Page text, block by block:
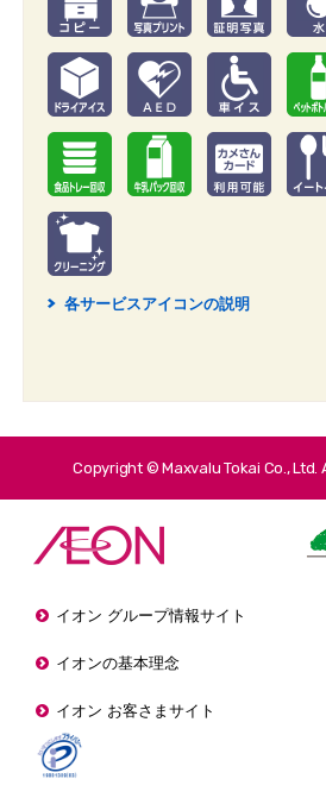
2 各サービスアイコンの説明
Copyright © Maxvalu Tokai Co., Ltd.
イオン グループ情報サイト
イオンの基本理念
イオン お客さまサイト